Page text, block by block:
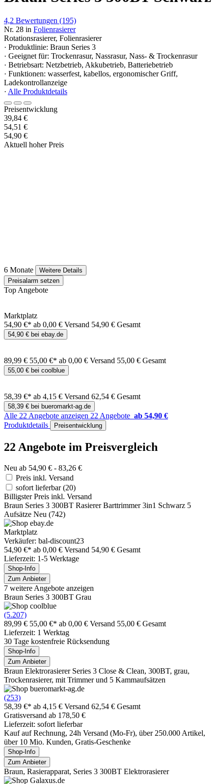
4,2 Bewertungen (195)
Nr. 28 in Folienrasierer
Rotationsrasierer, Folienrasierer
· Produktlinie: Braun Series 3
· Geeignet für: Trockenrasur, Nassrasur, Nass- & Trockenrasur
· Betriebsart: Netzbetrieb, Akkubetrieb, Batteriebetrieb
· Funktionen: wasserfest, kabellos, ergonomischer Griff,
Ladekontrollanzeige
· Alle Produktdetails
Preisentwicklung
39,84 €
54,51 €
54,90 €
Aktuell hoher Preis
6 Monate
Weitere Details
Preisalarm setzen
Top Angebote
Marktplatz
54,90 €* ab 0,00 € Versand 54,90 € Gesamt
54,90 € bei ebay.de
89,99 € 55,00 €* ab 0,00 € Versand 55,00 € Gesamt
55,00 € bei coolblue
58,39 €* ab 4,15 € Versand 62,54 € Gesamt
58,39 € bei bueromarkt-ag.de
Alle 22 Angebote anzeigen 22 Angebote ab 54,90 €
Produktdetails
Preisentwicklung
22 Angebote im Preisvergleich
Neu ab 54,90 € - 83,26 €
Preis inkl. Versand
sofort lieferbar(20)
Billigster Preis inkl. Versand
Braun Series 3 300BT Rasierer Barttrimmer 3in1 Schwarz 5
Aufsätze Neu (742)
Marktplatz
Verkäufer: bal-discount23
54,90 €* ab 0,00 € Versand 54,90 € Gesamt
Lieferzeit: 1-5 Werktage
Shop-Info
Zum Anbieter
7 weitere Angebote anzeigen
Braun Series 3 300BT Grau
(5.207)
89,99 € 55,00 €* ab 0,00 € Versand 55,00 € Gesamt
Lieferzeit: 1 Werktag
30 Tage kostenfreie Rücksendung
Shop-Info
Zum Anbieter
Braun Elektrorasierer Series 3 Close & Clean, 300BT, grau,
Trockenrasierer, mit Trimmer und 5 Kammaufsätzen
(253)
58,39 €* ab 4,15 € Versand 62,54 € Gesamt
Gratisversand ab 178,50 €
Lieferzeit: sofort lieferbar
Kauf auf Rechnung, 24h Versand (Mo-Fr), über 250.000 Artikel,
über 10 Mio. Kunden, Gratis-Geschenke
Shop-Info
Zum Anbieter
Braun, Rasierapparat, Series 3 300BT Elektrorasierer